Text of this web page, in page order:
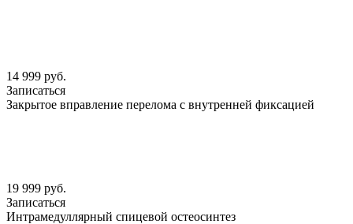
14 999 руб.
Записаться
Закрытое вправление перелома с внутренней фиксацией
19 999 руб.
Записаться
Интрамедуллярный спицевой остеосинтез